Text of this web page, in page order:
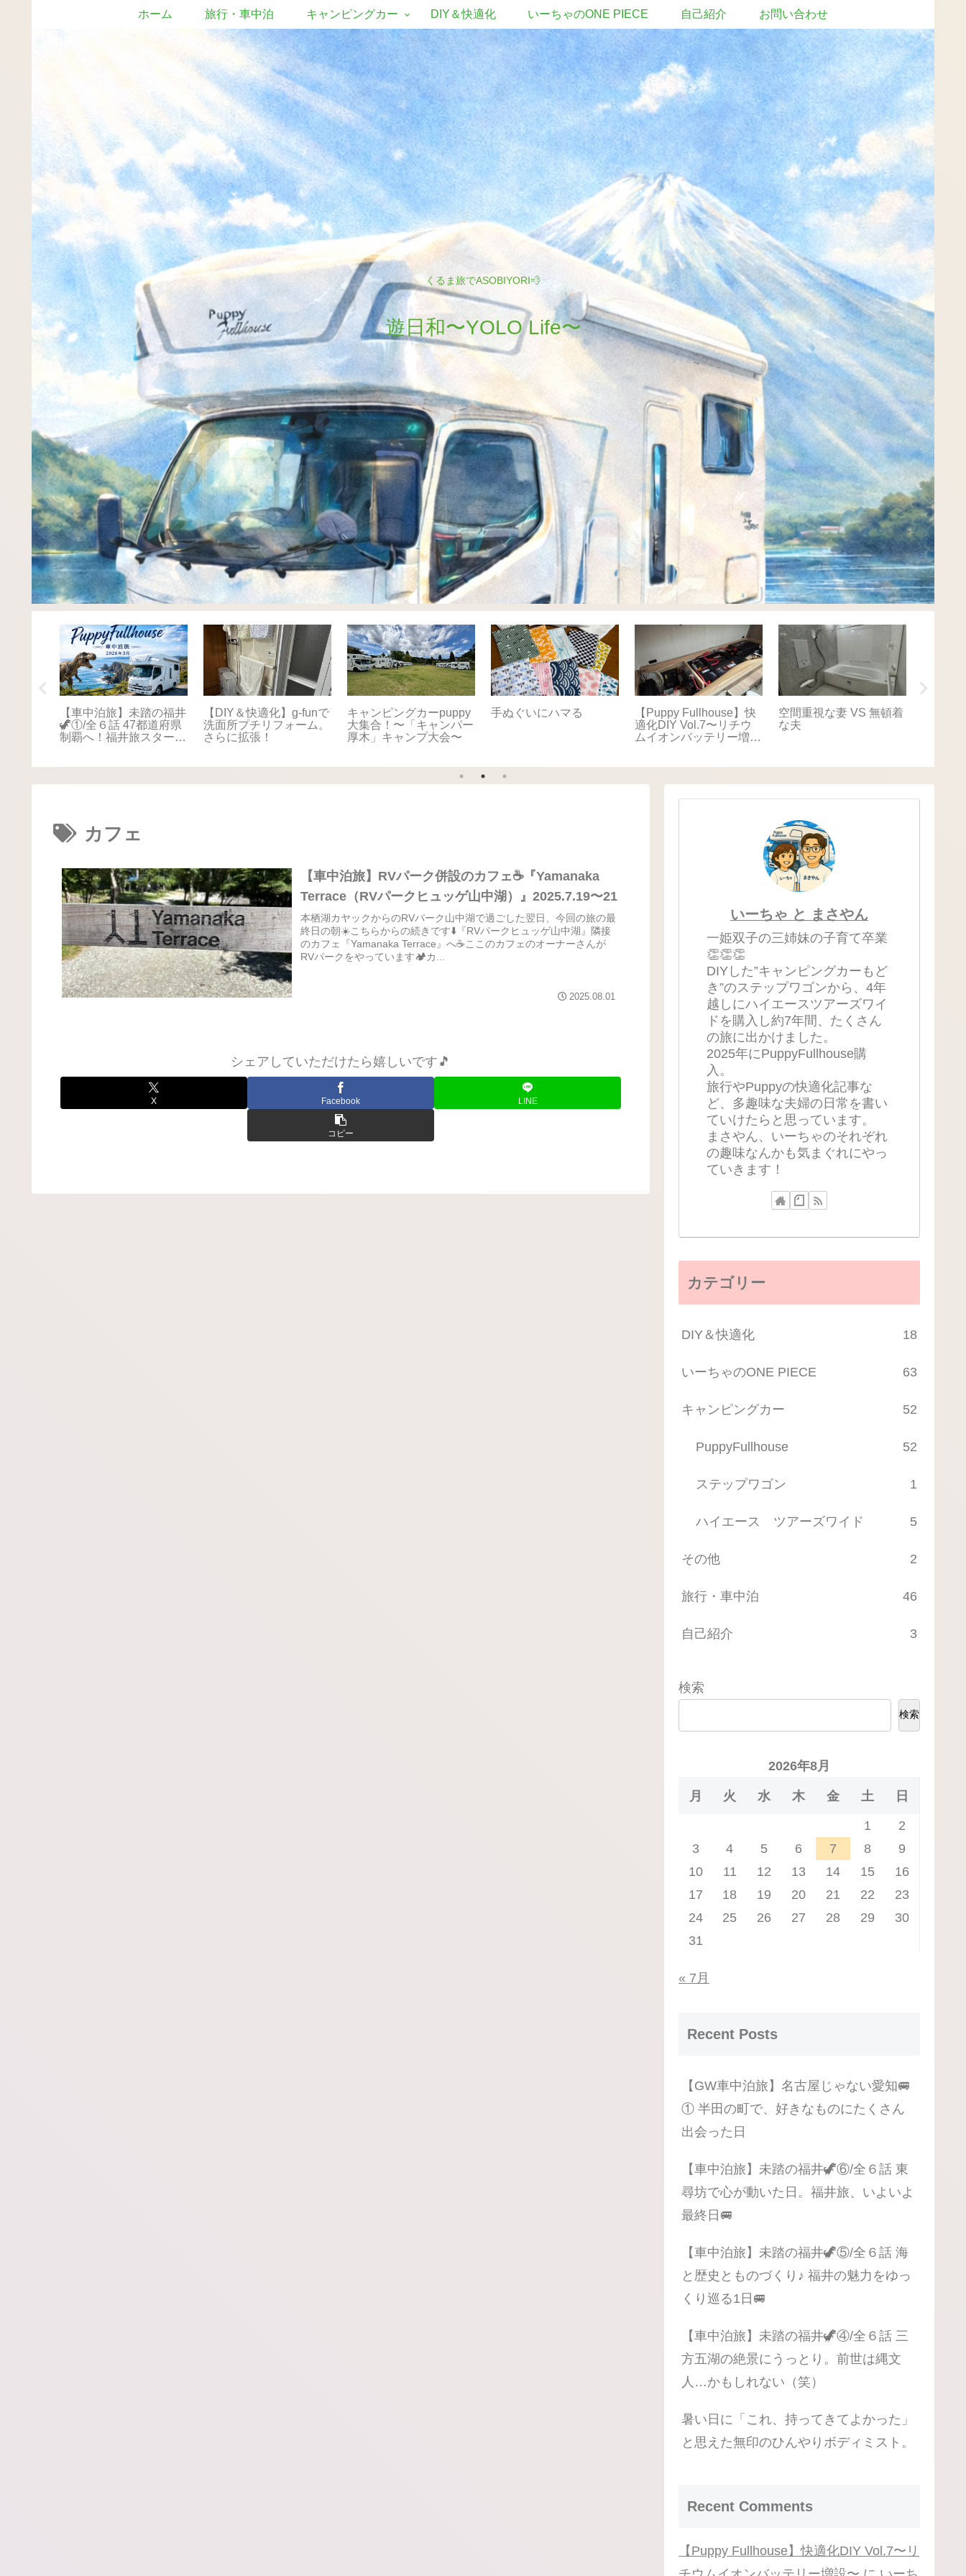
くるま旅でASOBIYORI💨
遊日和〜YOLO Life〜
ホーム 旅行・車中泊 キャンピングカー DIY＆快適化 いーちゃのONE PIECE 自己紹介 お問い合わせ
【車中泊旅】未踏の福井
🦖①/全６話 47都道府県
制覇へ！福井旅スタート
【DIY＆快適化】g-funで
洗面所プチリフォーム。
さらに拡張！
キャンピングカーpuppy
大集合！〜「キャンパー
厚木」キャンプ大会〜
手ぬぐいにハマる
【Puppy Fullhouse】快
適化DIY Vol.7〜リチウ
ムイオンバッテリー増
空間重視な妻 VS 無頓着
な夫
カフェ
【車中泊旅】RVパーク併設のカフェ☕️『Yamanaka
Terrace（RVパークヒュッゲ山中湖）』2025.7.19〜21
本栖湖カヤックからのRVパーク山中湖で過ごした翌日、今回の旅の最
終日の朝☀️こちらからの続きです⬇️『RVパークヒュッゲ山中湖』隣接
のカフェ『Yamanaka Terrace』へ☕️ここのカフェのオーナーさんが
RVパークをやっています🏕️カ...
2025.08.01
シェアしていただけたら嬉しいです🎵
X Facebook LINE
コピー
いーちゃ と まさやん
一姫双子の三姉妹の子育て卒業
👏👏👏
DIYした”キャンピングカーもど
き”のステップワゴンから、4年
越しにハイエースツアーズワイ
ドを購入し約7年間、たくさん
の旅に出かけました。
2025年にPuppyFullhouse購
入。
旅行やPuppyの快適化記事な
ど、多趣味な夫婦の日常を書い
ていけたらと思っています。
まさやん、いーちゃのそれぞれ
の趣味なんかも気まぐれにやっ
ていきます！
カテゴリー
DIY＆快適化 18
いーちゃのONE PIECE 63
キャンピングカー 52
PuppyFullhouse 52
ステップワゴン 1
ハイエース ツアーズワイド 5
その他 2
旅行・車中泊 46
自己紹介 3
検索
検索
2026年8月
月 火 水 木 金 土 日
1
2
3
4 5 6 7 8
9
10
11 12 13 14 15
16
17
18 19 20 21 22
23
24
25 26 27 28 29
30
31
« 7月
Recent Posts
【GW車中泊旅】名古屋じゃない愛知🚐
① 半田の町で、好きなものにたくさん
出会った日
【車中泊旅】未踏の福井🦖⑥/全６話 東
尋坊で心が動いた日。福井旅、いよいよ
最終日🚐
【車中泊旅】未踏の福井🦖⑤/全６話 海
と歴史とものづくり♪ 福井の魅力をゆっ
くり巡る1日🚐
【車中泊旅】未踏の福井🦖④/全６話 三
方五湖の絶景にうっとり。前世は縄文
人…かもしれない（笑）
暑い日に「これ、持ってきてよかった」
と思えた無印のひんやりボディミスト。
Recent Comments
【Puppy Fullhouse】快適化DIY Vol.7〜リ